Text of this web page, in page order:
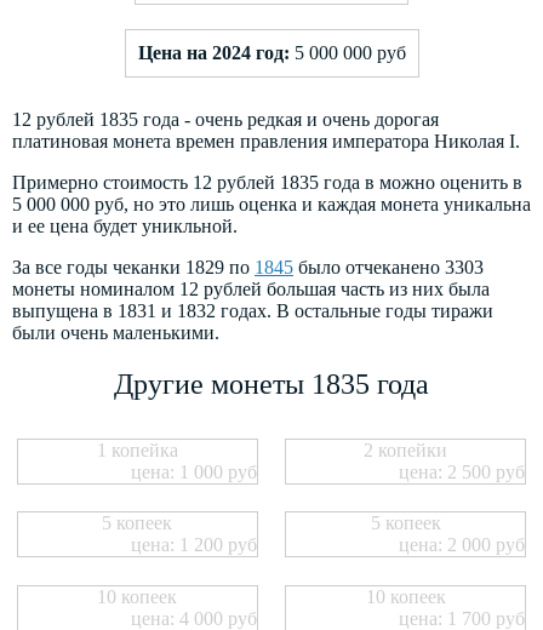
Цена на 2024 год: 5 000 000 руб
12 рублей 1835 года - очень редкая и очень дорогая
платиновая монета времен правления императора Николая I.
Примерно стоимость 12 рублей 1835 года в можно оценить в
5 000 000 руб, но это лишь оценка и каждая монета уникальна
и ее цена будет уникльной.
За все годы чеканки 1829 по 1845 было отчеканено 3303
монеты номиналом 12 рублей большая часть из них была
выпущена в 1831 и 1832 годах. В остальные годы тиражи
были очень маленькими.
Другие монеты 1835 года
1 копейка
цена: 1 000 руб
2 копейки
цена: 2 500 руб
5 копеек
цена: 1 200 руб
5 копеек
цена: 2 000 руб
10 копеек
цена: 4 000 руб
10 копеек
цена: 1 700 руб